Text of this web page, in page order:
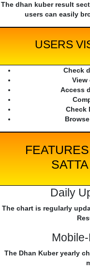
The dhan kuber result
users can easily
USERS
Check
View
Access
Check
Daily
The chart is regularly
The Dhan Kuber yearly